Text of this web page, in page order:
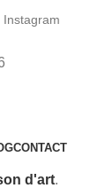
Instagram
CONTACT
d'art.